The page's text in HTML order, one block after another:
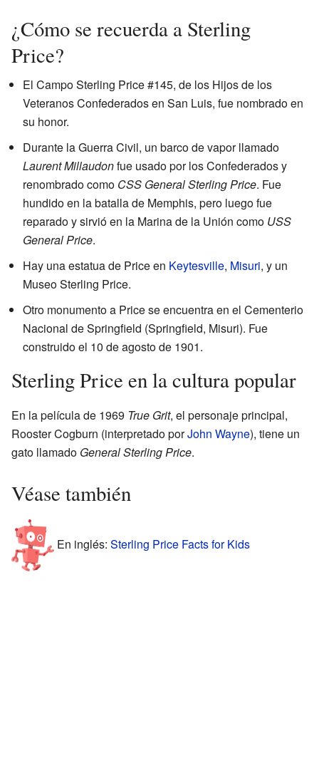
¿Cómo se recuerda a Sterling
Price?
El Campo Sterling Price #145, de los Hijos de los
Veteranos Confederados en San Luis, fue nombrado en
su honor.
Durante la Guerra Civil, un barco de vapor llamado
Laurent Millaudonfue usado por los Confederados y
renombrado como CSS General Sterling Price. Fue
hundido en la batalla de Memphis, pero luego fue
reparado y sirvió en la Marina de la Unión como USS
General Price.
Hay una estatua de Price en Keytesville, Misuri, y un
Museo Sterling Price.
Otro monumento a Price se encuentra en el Cementerio
Nacional de Springfield (Springfield, Misuri). Fue
construido el 10 de agosto de 1901.
Sterling Price en la cultura popular
En la película de 1969 True Grit, el personaje principal,
Rooster Cogburn (interpretado porJohn Wayne), tiene un
gato llamado General Sterling Price.
Véase también
En inglés: Sterling Price Facts for Kids